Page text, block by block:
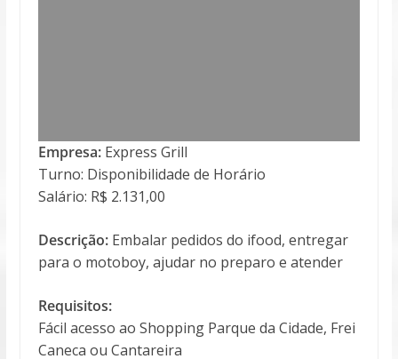
Empresa:Express Grill
Turno: Disponibilidade de Horário
Salário: R$ 2.131,00
Descrição:Embalar pedidos do ifood, entregar
para o motoboy, ajudar no preparo e atender
Requisitos:
Fácil acesso ao Shopping Parque da Cidade, Frei
Caneca ou Cantareira